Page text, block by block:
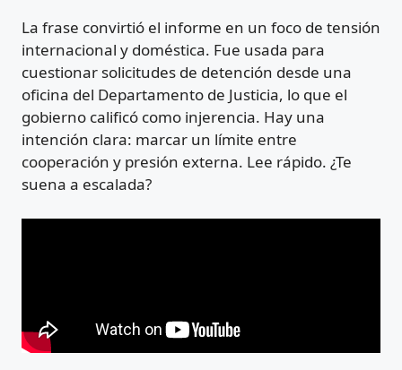
La frase convirtió el informe en un foco de tensión
internacional y doméstica. Fue usada para
cuestionar solicitudes de detención desde una
oficina del Departamento de Justicia, lo que el
gobierno calificó como injerencia. Hay una
intención clara: marcar un límite entre
cooperación y presión externa. Lee rápido. ¿Te
suena a escalada?